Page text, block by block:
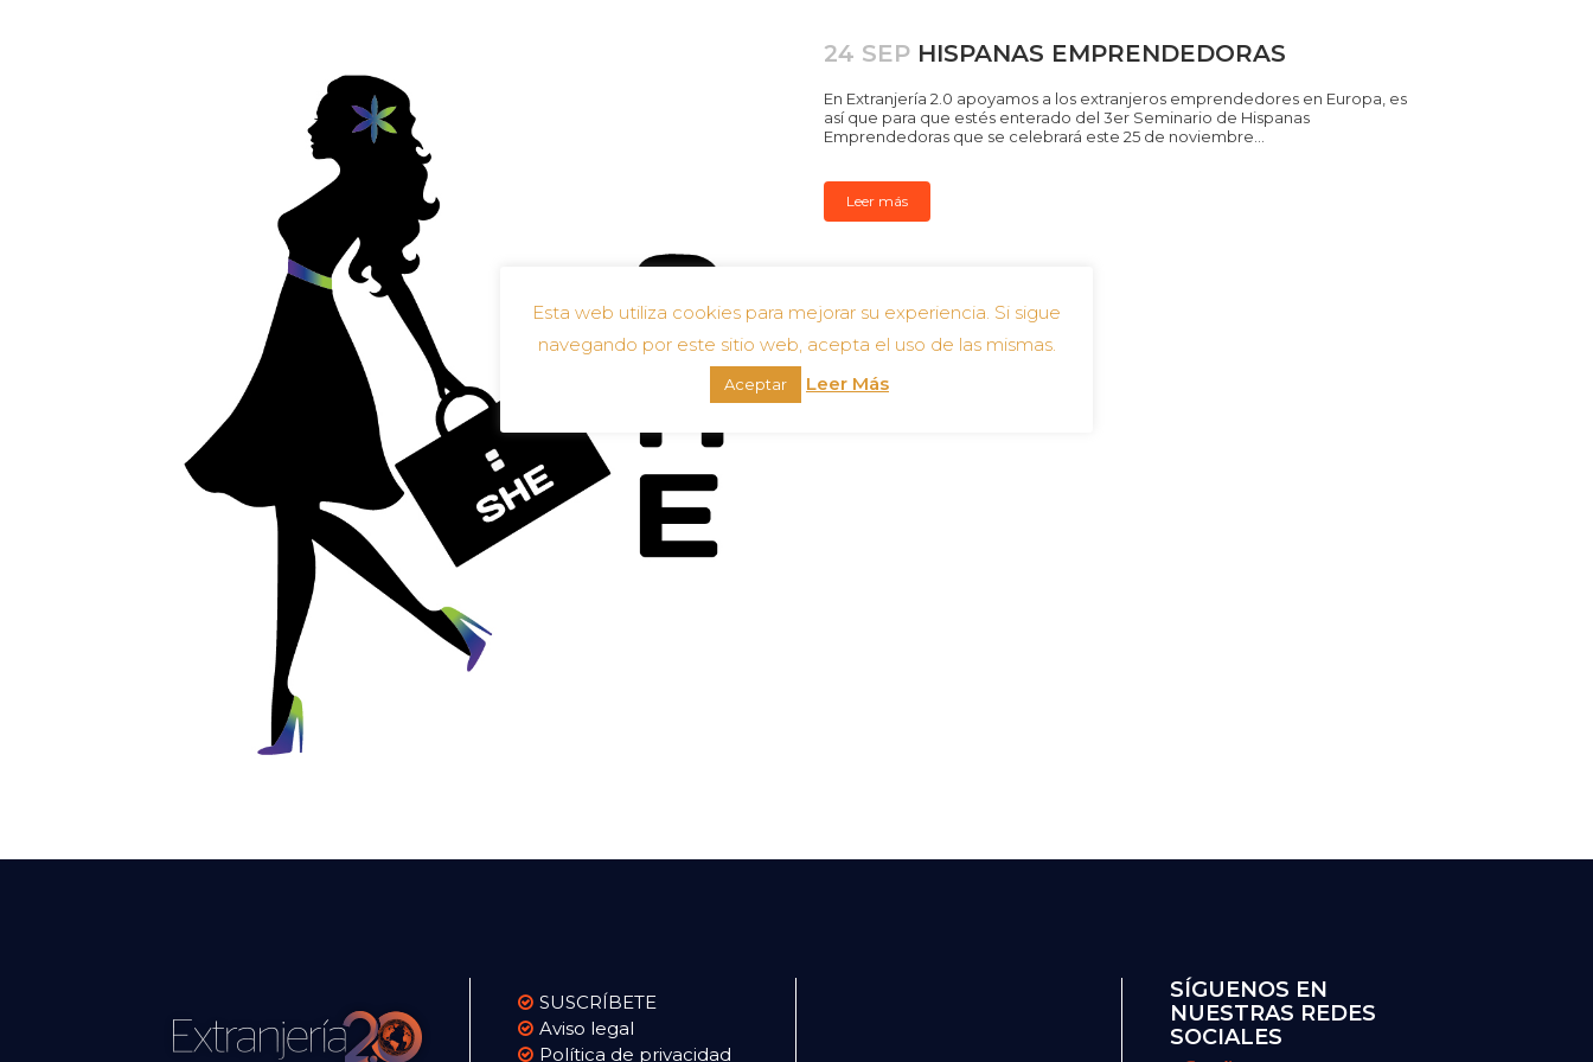
24 SEP HISPANAS EMPRENDEDORAS
En Extranjería 2.0 apoyamos a los extranjeros emprendedores en Europa, es
así que para que estés enterado del 3er Seminario de Hispanas
Emprendedoras que se celebrará este 25 de noviembre...
Leer más
SUSCRÍBETE
Aviso legal
Política de privacidad
SÍGUENOS EN
NUESTRAS REDES
SOCIALES
Esta web utiliza cookies para mejorar su experiencia. Si sigue
navegando por este sitio web, acepta el uso de las mismas.
Aceptar Leer Más